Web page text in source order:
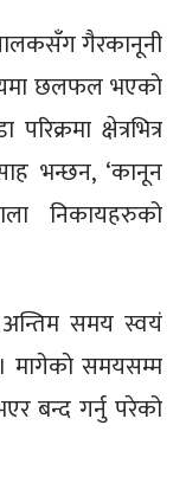
गैरकानूनी
छलफल भएकाे
क्षेत्रभित्र
भन्छन, ‘कानून
निकायहरुको
समय स्वयं
समयसम्म
बन्द गर्नु परेको